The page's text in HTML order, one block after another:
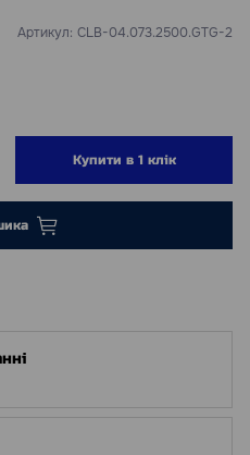
Артикул: CLB-04.073.2500.GTG-2
Купити в 1 клік